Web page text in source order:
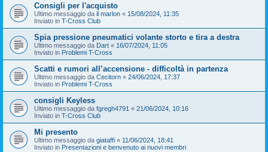
Consigli per l'acquisto
Ultimo messaggio da il marlon « 15/08/2024, 11:35
Inviato in T-Cross Club
Spia pressione pneumatici volante storto e tira a destra
Ultimo messaggio da Dart « 16/07/2024, 11:05
Inviato in Problemi T-Cross
Scatti e rumori all’accensione - difficoltà in partenza
Ultimo messaggio da Cecitorn « 24/06/2024, 17:37
Inviato in Problemi T-Cross
consigli Keyless
Ultimo messaggio da fgregh4791 « 21/06/2024, 10:16
Inviato in T-Cross Club
Mi presento
Ultimo messaggio da giataffi « 11/06/2024, 18:41
Inviato in Presentazioni e benvenuto ai nuovi membri